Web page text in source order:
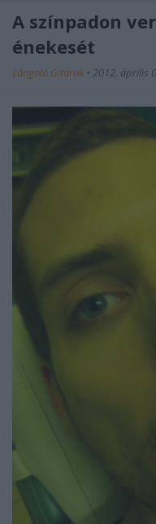
A színpadon
énekesét
Lángoló Gitárok • 2012. április